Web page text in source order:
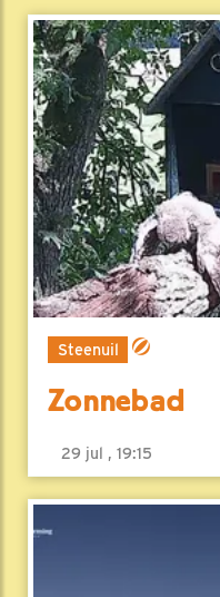
Steenuil
Zonnebad
29 jul , 19:15